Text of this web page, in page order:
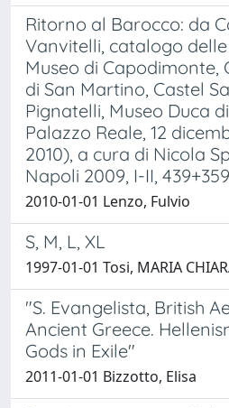
Ritorno al Barocco: da
Vanvitelli, catalogo
Museo di Capodimonte,
di San Martino, Castel
Pignatelli, Museo Duca
Palazzo Reale, 12
2010), a cura di Nicola
Napoli 2009, I-II,
2010-01-01 Lenzo, Fulvio
S, M, L, XL
1997-01-01 Tosi, MARIA
"S. Evangelista, British
Ancient Greece.
Gods in Exile"
2011-01-01 Bizzotto, Elisa